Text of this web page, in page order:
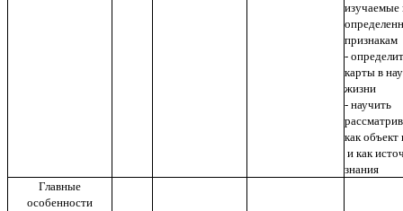
изучаемые
признакам
-
карты в
жизни
- научить
как объект
и как
знания
Главные
особенности